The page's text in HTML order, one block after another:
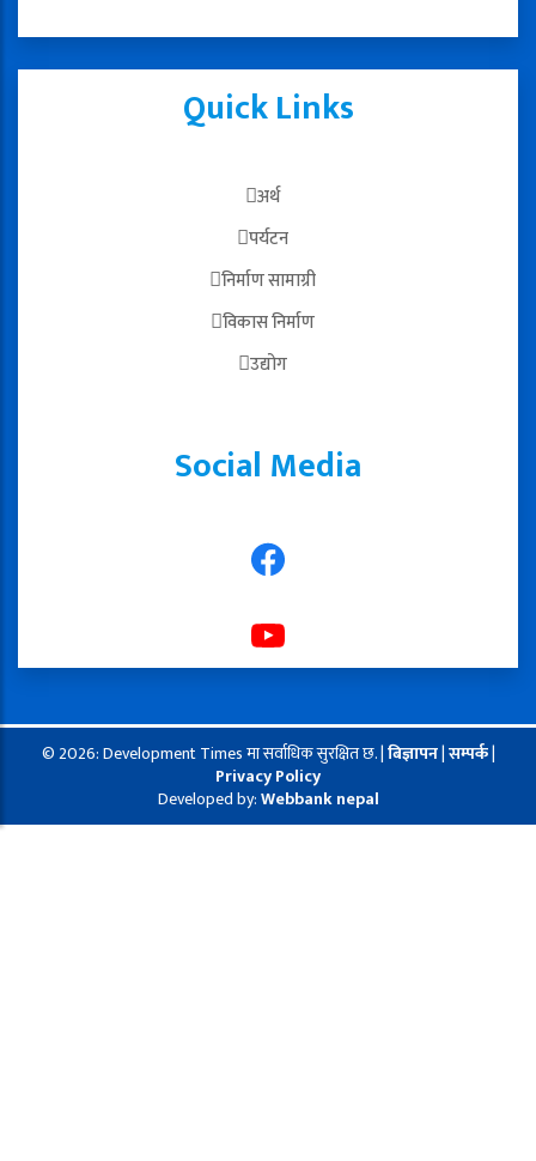
Quick Links
अर्थ
पर्यटन
निर्माण सामाग्री
विकास निर्माण
उद्योग
Social Media
© 2026: Development Times मा सर्वाधिक सुरक्षित छ. |बिज्ञापन|सम्पर्क|
Privacy Policy
Developed by:Webbank nepal